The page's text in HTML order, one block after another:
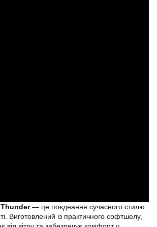
— це поєднання сучасного стилю
Виготовлений із практичного софтшелу,